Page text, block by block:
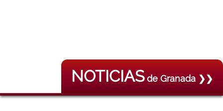
NOTICIASde Granada ❯❯